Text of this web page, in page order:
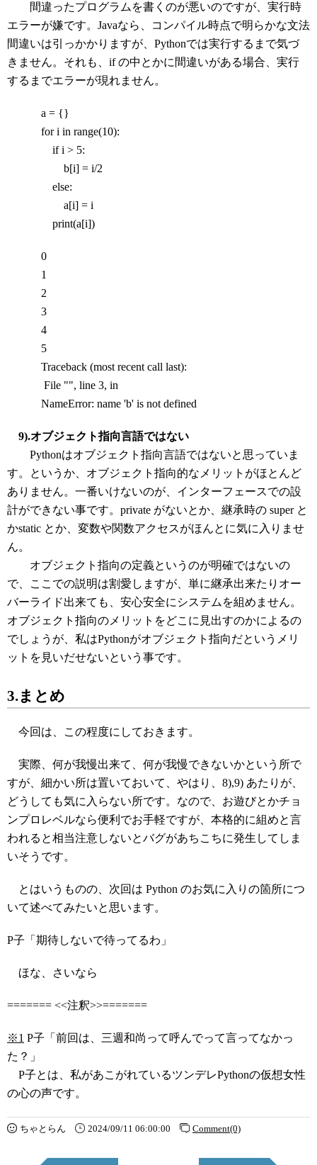
間違ったプログラムを書くのが悪いのですが、実行時
エラーが嫌です。Javaなら、コンパイル時点で明らかな文法
間違いは引っかかりますが、Pythonでは実行するまで気づ
きません。それも、if の中とかに間違いがある場合、実行
するまでエラーが現れません。
a = {}
for i in range(10):
if i > 5:
b[i] = i/2
else:
a[i] = i
print(a[i])
0
1
2
3
4
5
Traceback (most recent call last):
File "", line 3, in
NameError: name 'b' is not defined
9).オブジェクト指向言語ではない
Pythonはオブジェクト指向言語ではないと思っていま
す。というか、オブジェクト指向的なメリットがほとんど
ありません。一番いけないのが、インターフェースでの設
計ができない事です。private がないとか、継承時の super と
かstatic とか、変数や関数アクセスがほんとに気に入りませ
ん。
オブジェクト指向の定義というのが明確ではないの
で、ここでの説明は割愛しますが、単に継承出来たりオー
バーライド出来ても、安心安全にシステムを組めません。
オブジェクト指向のメリットをどこに見出すのかによるの
でしょうが、私はPythonがオブジェクト指向だというメリ
ットを見いだせないという事です。
3.まとめ
今回は、この程度にしておきます。
実際、何が我慢出来て、何が我慢できないかという所で
すが、細かい所は置いておいて、やはり、8),9) あたりが、
どうしても気に入らない所です。なので、お遊びとかチョ
ンプロレベルなら便利でお手軽ですが、本格的に組めと言
われると相当注意しないとバグがあちこちに発生してしま
いそうです。
とはいうものの、次回は Python のお気に入りの箇所につ
いて述べてみたいと思います。
P子「期待しないで待ってるわ」
ほな、さいなら
======= <<注釈>>=======
※1 P子「前回は、三週和尚って呼んでって言ってなかっ
た？」
P子とは、私があこがれているツンデレPythonの仮想女性
の心の声です。
ちゃとらん 2024/09/11 06:00:00 Comment(0)